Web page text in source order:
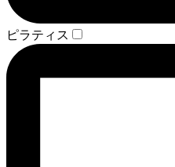
ピラティス